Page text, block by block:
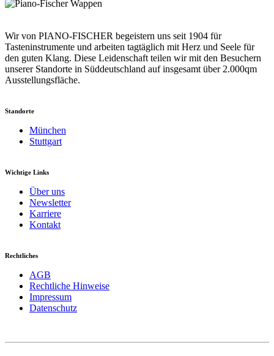
Wir von PIANO-FISCHER begeistern uns seit 1904 für
Tasteninstrumente und arbeiten tagtäglich mit Herz und Seele für
den guten Klang. Diese Leidenschaft teilen wir mit den Besuchern
unserer Standorte in Süddeutschland auf insgesamt über 2.000qm
Ausstellungsfläche.
Standorte
München
Stuttgart
Wichtige Links
Über uns
Newsletter
Karriere
Kontakt
Rechtliches
AGB
Rechtliche Hinweise
Impressum
Datenschutz